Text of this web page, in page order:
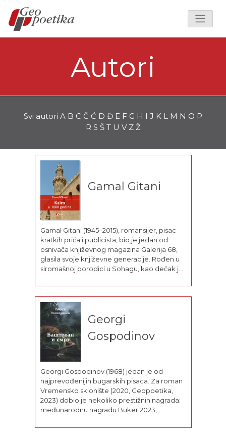
Autori
Svi autori A B C Č Ć D Đ E F G H I J K L M N O P
R S Š T U V Z Ž
Gamal Gitani
Gamal Gitani (1945–2015), romansijer, pisac
kratkih priča i publicista, bio je jedan od
osnivača književnog magazina Galerija 68,
glasila svoje književne generacije. Rođen u
siromašnoj porodici u Sohagu, kao dečak je
Han Haliliju. Bio je novinar jednog od
vodećih egipatskih dnevnih listova Ahbar el
jaum, a...
Georgi
Gospodinov
Georgi Gospodinov (1968) jedan je od
najprevođenijih bugarskih pisaca. Za roman
Vremensko sklonište (2020, Geopoetika,
2023) dobio je nekoliko prestižnih nagrada:
međunarodnu nagradu Buker 2023,
Sinklar 2021. Italijanska elektronska